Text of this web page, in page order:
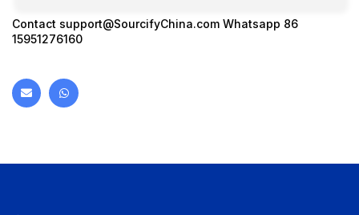
Contact support@SourcifyChina.com Whatsapp 86
15951276160